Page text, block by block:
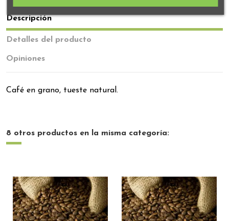
Descripción
Detalles del producto
Opiniones
Café en grano, tueste natural.
8 otros productos en la misma categoría: